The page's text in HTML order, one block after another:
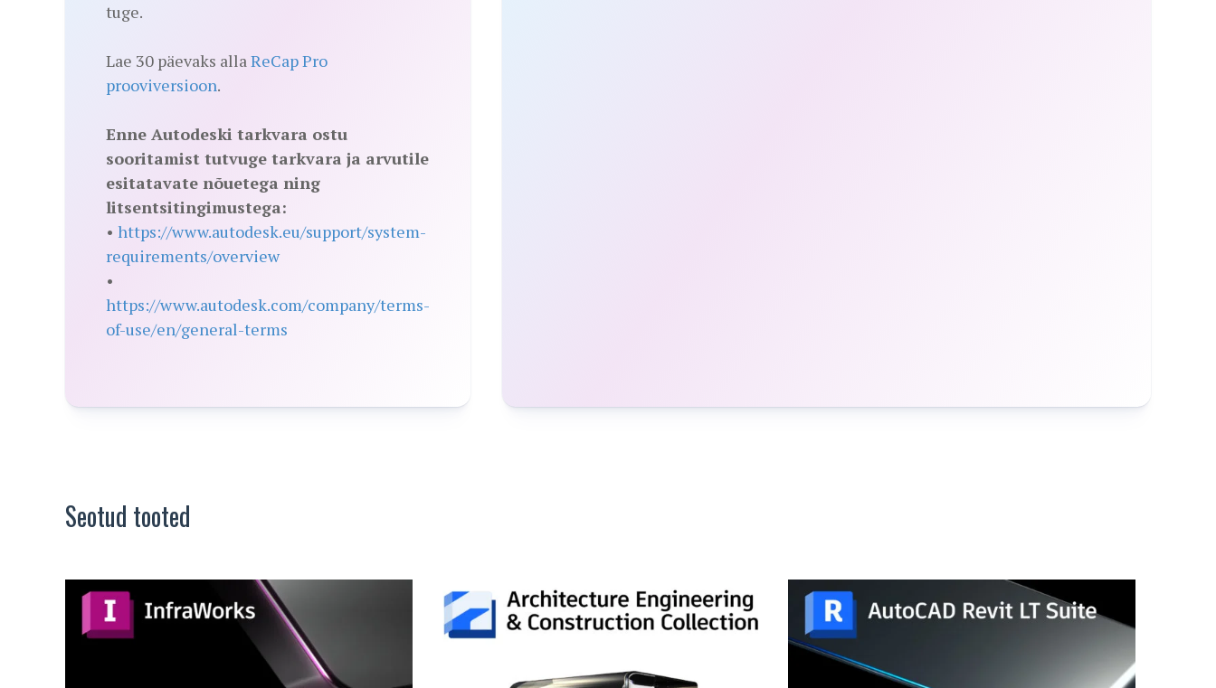
tuge.
Lae 30 päevaks allaReCap Pro
prooviversioon.
Enne Autodeski tarkvara ostu
sooritamist tutvuge tarkvara ja arvutile
esitatavate nõuetega ning
litsentsitingimustega:
• https://www.autodesk.eu/support/system-
requirements/overview
•
https://www.autodesk.com/company/terms-
of-use/en/general-terms
Seotud tooted